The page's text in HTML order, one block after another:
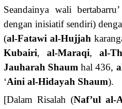
Seandainya wali
dengan inisiatif sendiri)
(al-Fatawi al-Hujjah
Kubairi, al-Maraqi, al-
Jauharah Shaum hal 436,
‘Aini al-Hidayah Shaum).
[Dalam Risalah (Naf’ul al-